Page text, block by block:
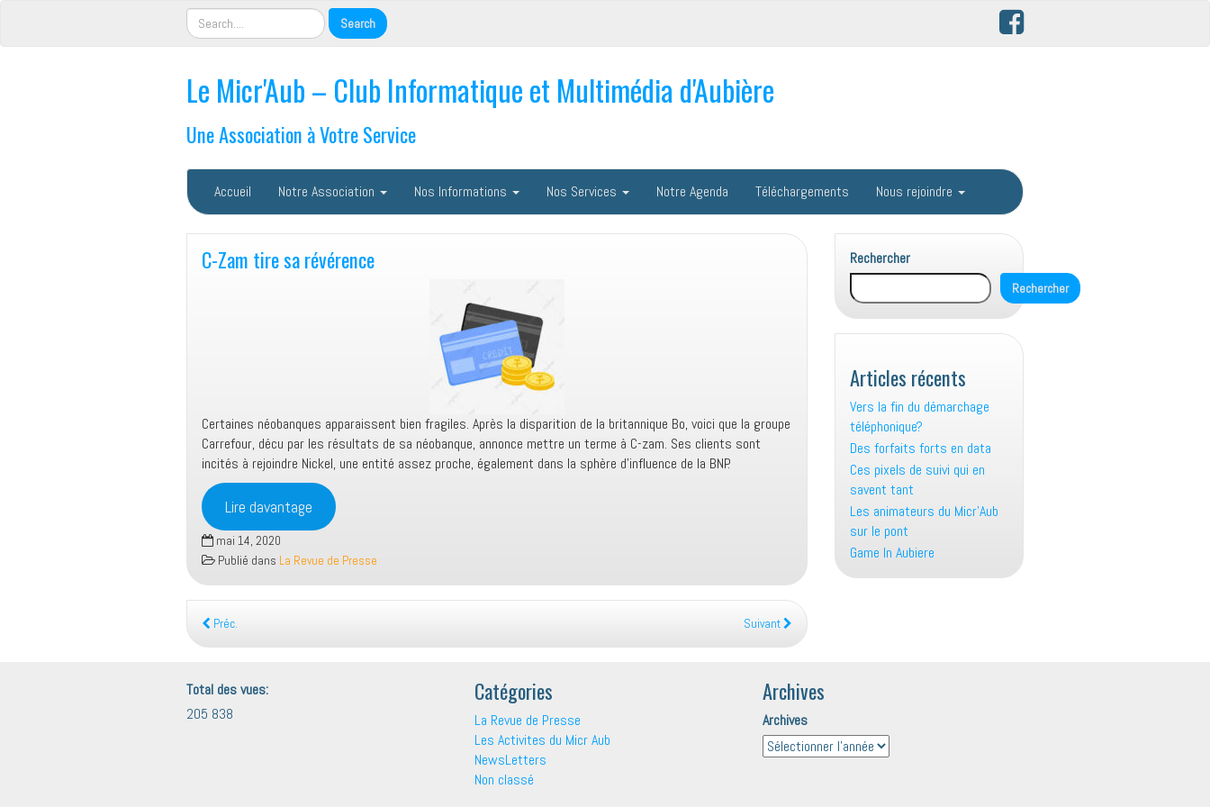
Le Micr'Aub – Club Informatique et Multimédia d'Aubière
Une Association à Votre Service
Accueil Notre Association Nos Informations Nos Services Notre Agenda Téléchargements Nous rejoindre
C-Zam tire sa révérence
Certaines néobanques apparaissent bien fragiles. Après la disparition de la britannique Bo, voici que la groupe
Carrefour, décu par les résultats de sa néobanque, annonce mettre un terme à C-zam. Ses clients sont
incités à rejoindre Nickel, une entité assez proche, également dans la sphère d’influence de la BNP.
Lire davantage
mai 14, 2020
Publié dans La Revue de Presse
Préc. Suivant
Rechercher
Rechercher
Articles récents
Vers la fin du démarchage
téléphonique?
Des forfaits forts en data
Ces pixels de suivi qui en
savent tant
Les animateurs du Micr’Aub
sur le pont
Game In Aubiere
Total des vues:
205 838
Catégories
La Revue de Presse
Les Activites du Micr Aub
NewsLetters
Non classé
Archives
Archives